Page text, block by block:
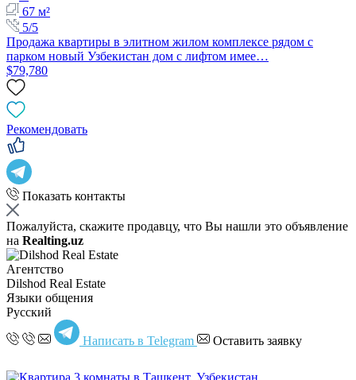
67 м²
5/5
Продажа квартиры в элитном жилом комплексе рядом с
парком новый Узбекистан дом с лифтом имее…
$79,780
Рекомендовать
Показать контакты
Пожалуйста, скажите продавцу, что Вы нашли это объявление
на Realting.uz
Агентство
Dilshod Real Estate
Языки общения
Русский
Написать в Telegram Оставить заявку